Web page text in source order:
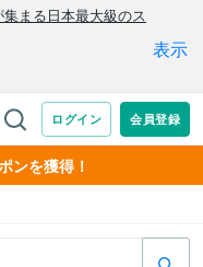
ンを獲得！